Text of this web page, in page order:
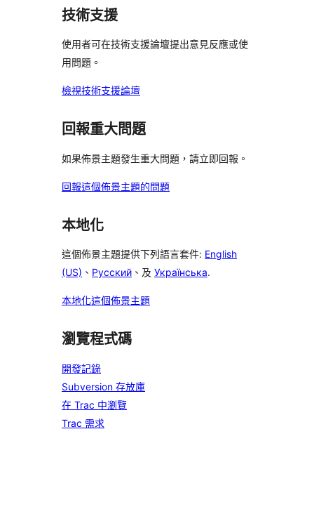
論
評
論
用
者
評
論
使
者
評
技術支援
使用者可在技術支援論壇提出意見反應或使
用問題。
檢視技術支援論壇
回報重大問題
如果佈景主題發生重大問題，請立即回報。
回報這個佈景主題的問題
本地化
這個佈景主題提供下列語言套件: English
(US) 、 Русский 、及 Українська.
本地化這個佈景主題
瀏覽程式碼
開發記錄
Subversion 存放庫
在 Trac 中瀏覽
Trac 需求